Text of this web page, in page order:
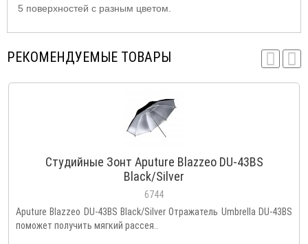
5 поверхностей с разным цветом.
РЕКОМЕНДУЕМЫЕ ТОВАРЫ
Студийные Зонт Aputure Blazzeo DU-43BS
Black/Silver
6744
Aputure Blazzeo DU-43BS Black/Silver Отражатель Umbrella DU-43BS
поможет получить мягкий рассея..